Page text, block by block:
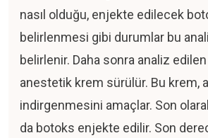
nasıl olduğu, enjekte edilecek
belirlenmesi gibi durumlar bu
belirlenir. Daha sonra analiz
anestetik krem sürülür. Bu krem,
indirgenmesini amaçlar. Son
da botoks enjekte edilir. Son